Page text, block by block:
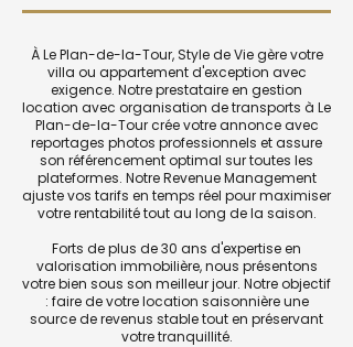
À Le Plan-de-la-Tour, Style de Vie gère votre
villa ou appartement d'exception avec
exigence. Notre prestataire en gestion
location avec organisation de transports à Le
Plan-de-la-Tour crée votre annonce avec
reportages photos professionnels et assure
son référencement optimal sur toutes les
plateformes. Notre Revenue Management
ajuste vos tarifs en temps réel pour maximiser
votre rentabilité tout au long de la saison.
Forts de plus de 30 ans d'expertise en
valorisation immobilière, nous présentons
votre bien sous son meilleur jour. Notre objectif
: faire de votre location saisonnière une
source de revenus stable tout en préservant
votre tranquillité.